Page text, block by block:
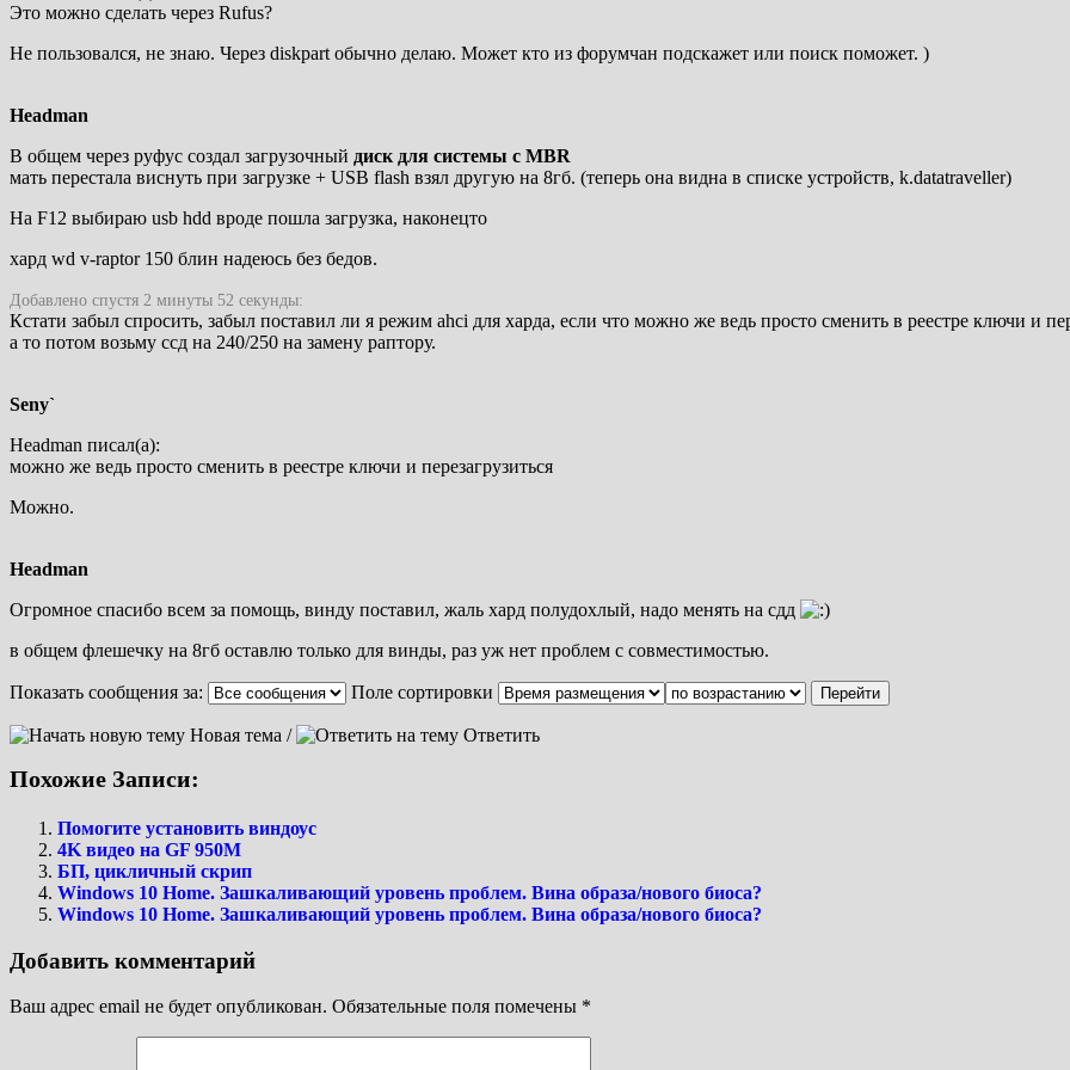
Это можно сделать через Rufus?
Не пользовался, не знаю. Через diskpart обычно делаю. Может кто из форумчан подскажет или поиск поможет. )
Headman
В общем через руфус создал загрузочный диск для системы с MBR
мать перестала виснуть при загрузке + USB flash взял другую на 8гб. (теперь она видна в списке устройств, k.datatraveller)
На F12 выбираю usb hdd вроде пошла загрузка, наконецто
хард wd v-raptor 150 блин надеюсь без бедов.
Добавлено спустя 2 минуты 52 секунды:
Кстати забыл спросить, забыл поставил ли я режим ahci для харда, если что можно же ведь просто сменить в реестре ключи и
а то потом возьму ссд на 240/250 на замену раптору.
Seny`
Headman писал(а):
можно же ведь просто сменить в реестре ключи и перезагрузиться
Можно.
Headman
Огромное спасибо всем за помощь, винду поставил, жаль хард полудохлый, надо менять на сдд
в общем флешечку на 8гб оставлю только для винды, раз уж нет проблем с совместимостью.
Показать сообщения за: Поле сортировки
Новая тема / Ответить
Похожие Записи:
Помогите установить виндоус
4K видео на GF 950М
БП, цикличный скрип
Windows 10 Home. Зашкаливающий уровень проблем. Вина образа/нового биоса?
Windows 10 Home. Зашкаливающий уровень проблем. Вина образа/нового биоса?
Добавить комментарий
Ваш адрес email не будет опубликован. Обязательные поля помечены *